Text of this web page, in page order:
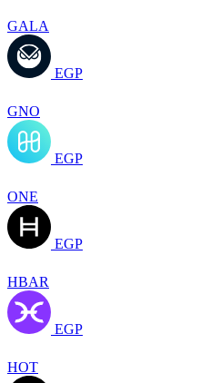
GALA
EGP
GNO
EGP
ONE
EGP
HBAR
EGP
HOT